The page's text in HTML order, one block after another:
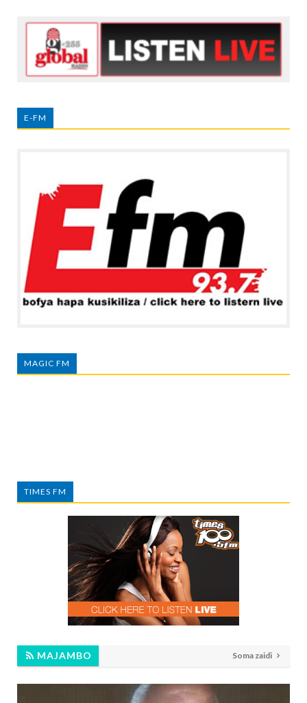
E-FM
MAGIC FM
TIMES FM
MAJAMBO Soma zaidi